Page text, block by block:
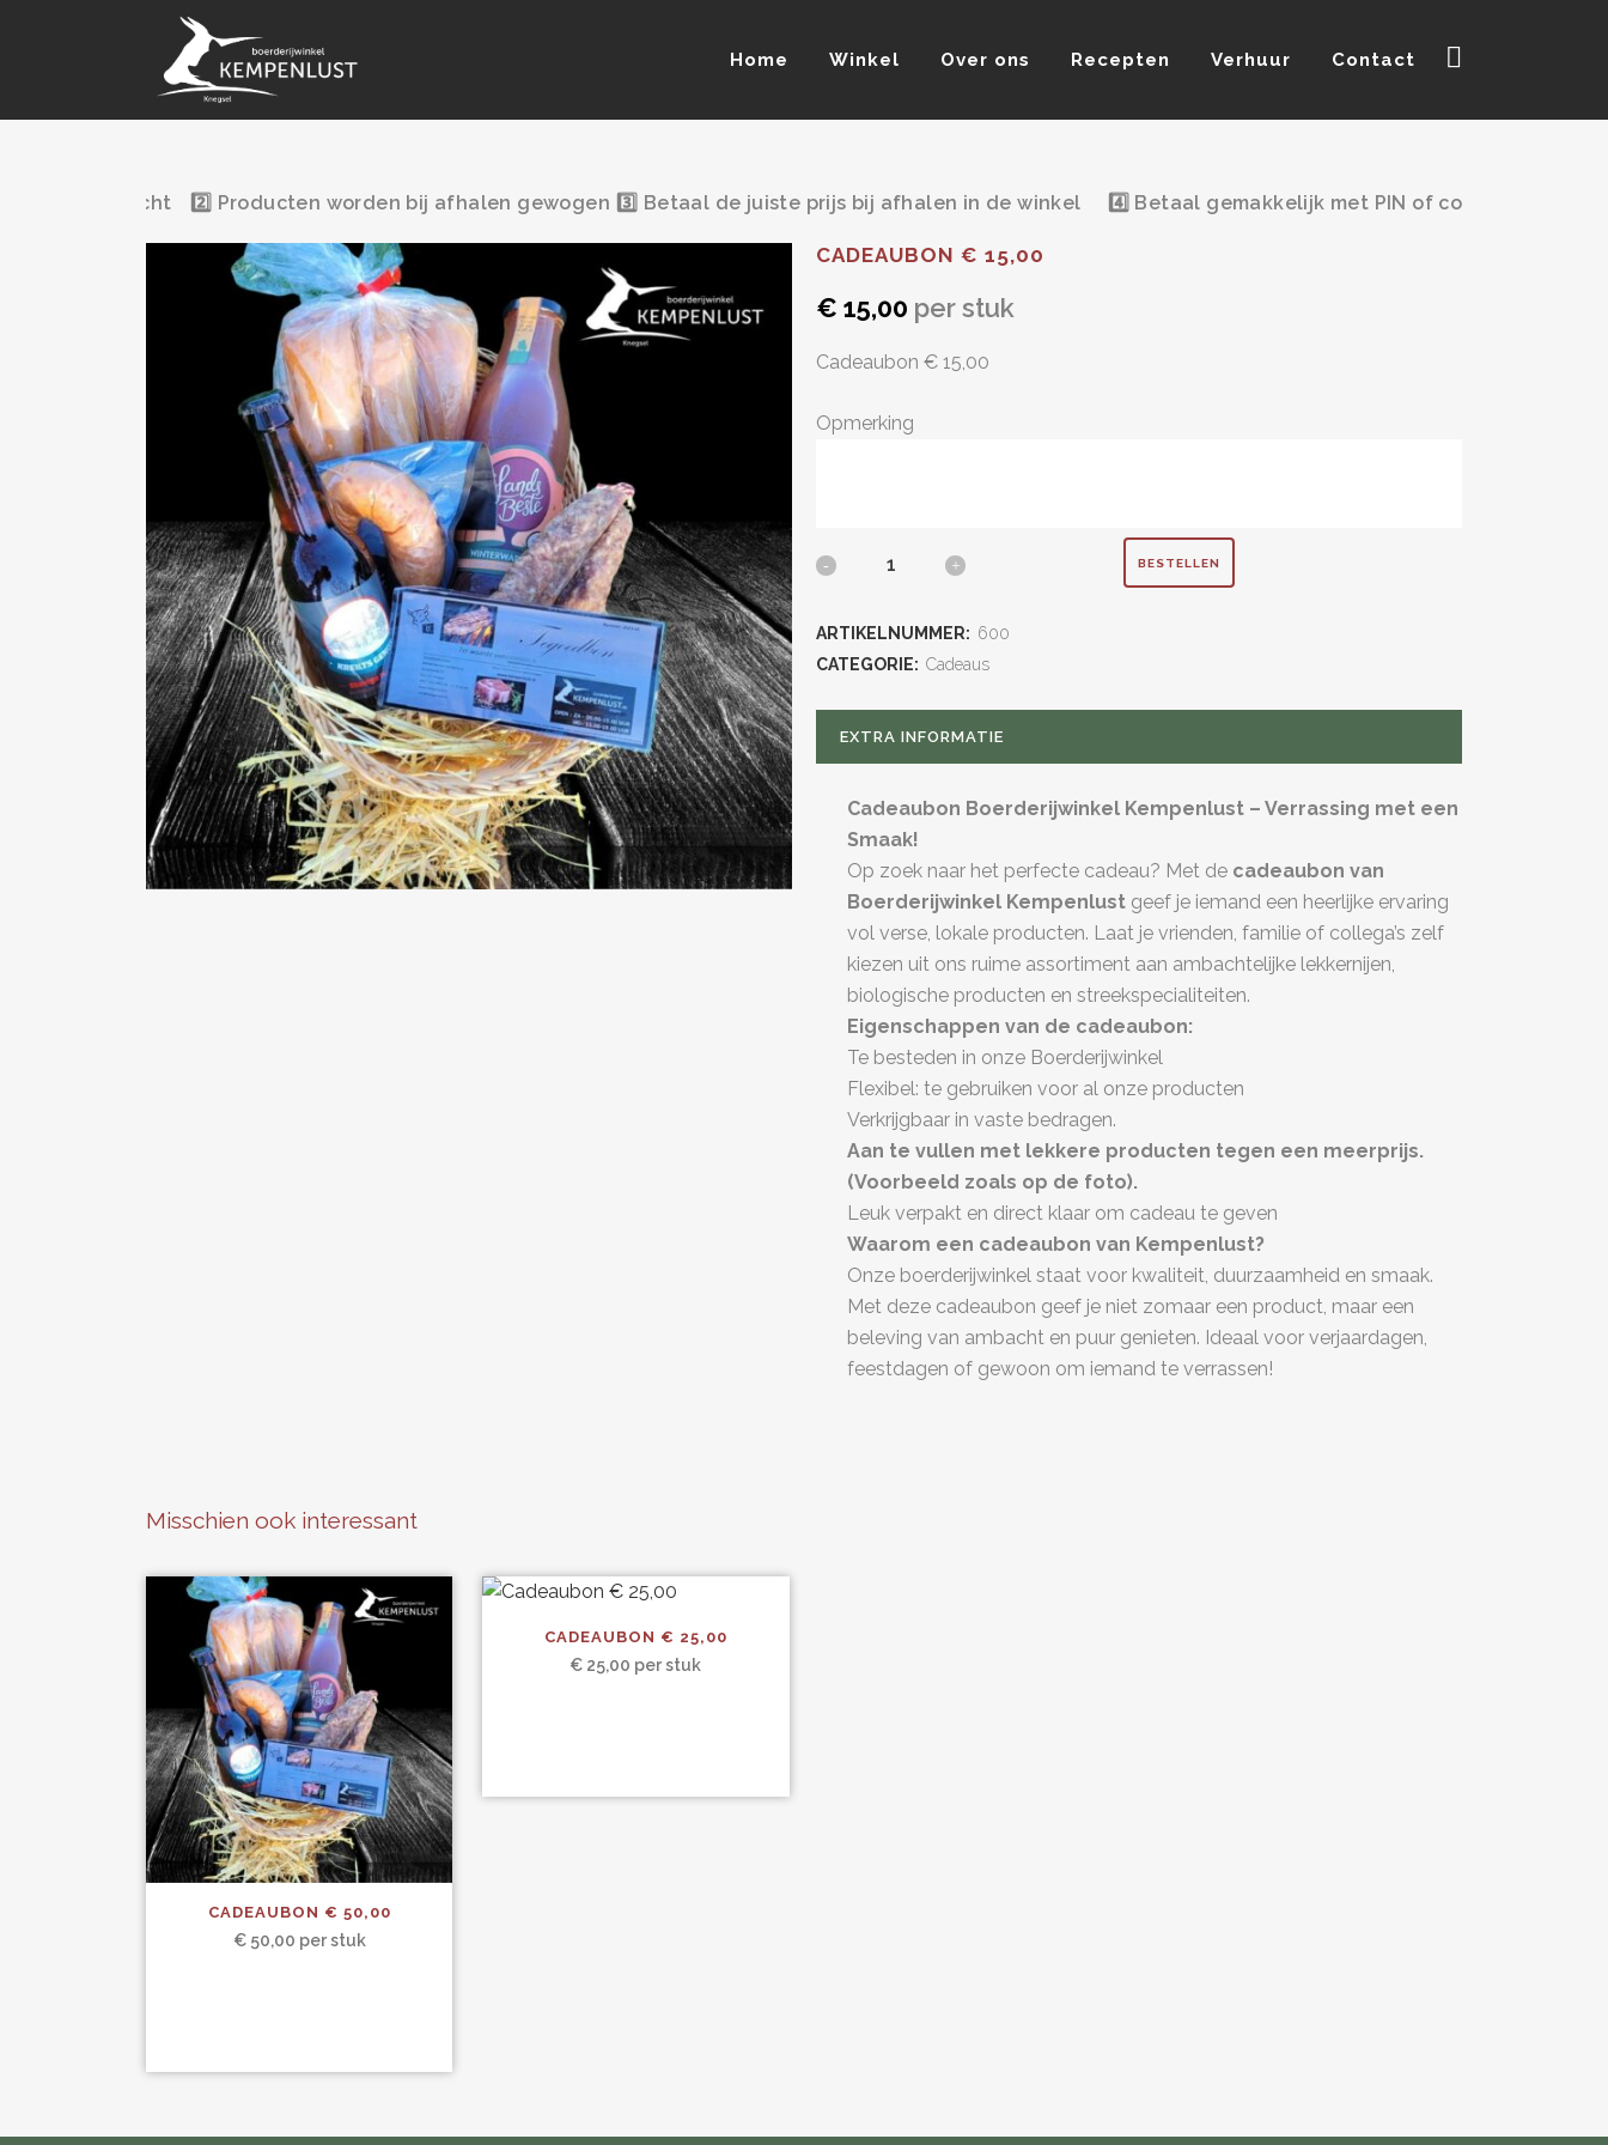
Home Winkel Over ons Recepten Verhuur Contact
2️⃣ Producten worden bij afhalen gewogen 3️⃣ Betaal de juiste prijs bij afhalen in de winkel 4️⃣ Betaal gemakkelijk met PIN of contant
CADEAUBON € 15,00
€ 15,00 per stuk
Cadeaubon € 15,00
Opmerking
Cadeaubon
15,00
BESTELLEN
ARTIKELNUMMER: 600
CATEGORIE: Cadeaus
EXTRA INFORMATIE
Cadeaubon Boerderijwinkel Kempenlust – Verrassing met een
Smaak!
Op zoek naar het perfecte cadeau? Met de cadeaubon van
Boerderijwinkel Kempenlust geef je iemand een heerlijke ervaring
vol verse, lokale producten. Laat je vrienden, familie of collega’s zelf
kiezen uit ons ruime assortiment aan ambachtelijke lekkernijen,
biologische producten en streekspecialiteiten.
Eigenschappen van de cadeaubon:
Te besteden in onze Boerderijwinkel
Flexibel: te gebruiken voor al onze producten
Verkrijgbaar in vaste bedragen.
Aan te vullen met lekkere producten tegen een meerprijs.
(Voorbeeld zoals op de foto).
Leuk verpakt en direct klaar om cadeau te geven
Waarom een cadeaubon van Kempenlust?
Onze boerderijwinkel staat voor kwaliteit, duurzaamheid en smaak.
Met deze cadeaubon geef je niet zomaar een product, maar een
beleving van ambacht en puur genieten. Ideaal voor verjaardagen,
feestdagen of gewoon om iemand te verrassen!
Misschien ook interessant
CADEAUBON € 50,00
€50,00 per stuk
CADEAUBON € 25,00
€ 25,00 per stuk